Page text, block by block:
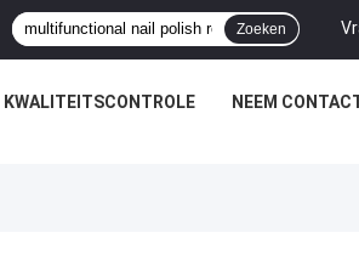
Zoeken
KWALITEITSCONTROLE NEEM